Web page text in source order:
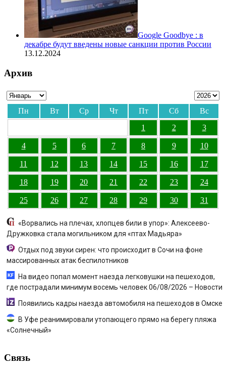
Google Goodbye : в
декабре будут введены новые санкции против России
13.12.2024
Архив
Пн Вт Ср Чт Пт Сб
Вс
1
2 3
4 5 6 7 8 9 10
11 12 13 14 15 16 17
18 19 20 21 22 23 24
25 26 27 28 29 30 31
«Ворвались на плечах, хлопцев били в упор»: Алексеево-
Дружковка стала могильником для «птах Мадьяра»
Отдых под звуки сирен: что происходит в Сочи на фоне
массированных атак беспилотников
На видео попал момент наезда легковушки на пешеходов,
где пострадали минимум восемь человек 06/08/2026 – Новости
Появились кадры наезда автомобиля на пешеходов в Омске
В Уфе реанимировали утопающего прямо на берегу пляжа
«Солнечный»
Связь